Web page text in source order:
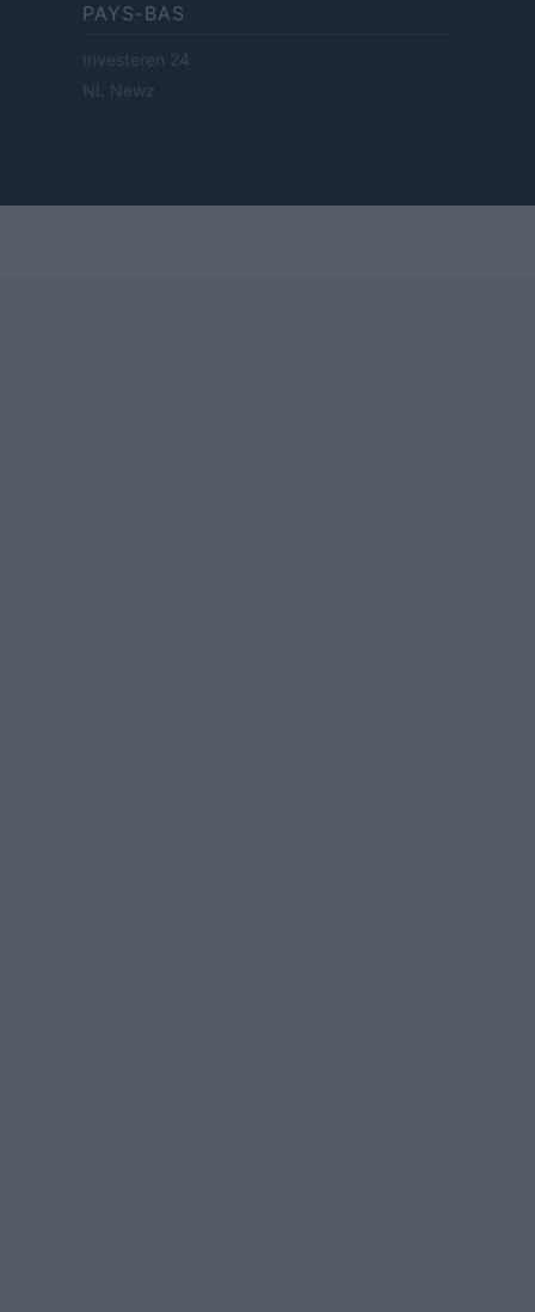
PAYS-BAS
Investeren 24
NL Newz